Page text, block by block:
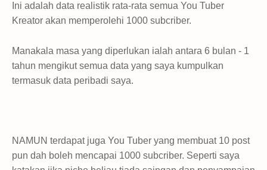
Ini adalah data realistik rata-rata semua You Tuber
Kreator akan memperolehi 1000 subcriber.
Manakala masa yang diperlukan ialah antara 6 bulan - 1
tahun mengikut semua data yang saya kumpulkan
termasuk data peribadi saya.
NAMUN terdapat juga You Tuber yang membuat 10 post
pun dah boleh mencapai 1000 subcriber. Seperti saya